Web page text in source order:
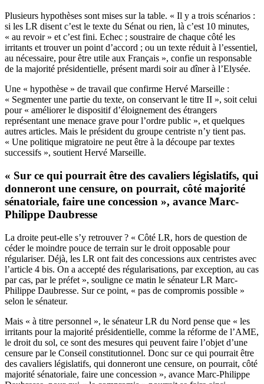
Plusieurs hypothèses sont mises sur la table. « Il y a trois scénarios :
si les LR disent c’est le texte du Sénat ou rien, là c’est 10 minutes,
« au revoir » et c’est fini. Echec ; soustraire de chaque côté les
irritants et trouver un point d’accord ; ou un texte réduit à l’essentiel,
au nécessaire, pour être utile aux Français », confie un responsable
de la majorité présidentielle, présent mardi soir au dîner à l’Elysée.
Une « hypothèse » de travail que confirme Hervé Marseille :
« Segmenter une partie du texte, on conservant le titre II », soit celui
pour « améliorer le dispositif d’éloignement des étrangers
représentant une menace grave pour l’ordre public », et quelques
autres articles. Mais le président du groupe centriste n’y tient pas.
« Une politique migratoire ne peut être à la découpe par textes
successifs », soutient Hervé Marseille.
« Sur ce qui pourrait être des cavaliers législatifs, qui
donneront une censure, on pourrait, côté majorité
sénatoriale, faire une concession », avance Marc-
Philippe Daubresse
La droite peut-elle s’y retrouver ? « Côté LR, hors de question de
céder le moindre pouce de terrain sur le droit opposable pour
régulariser. Déjà, les LR ont fait des concessions aux centristes avec
l’article 4 bis. On a accepté des régularisations, par exception, au cas
par cas, par le préfet », souligne ce matin le sénateur LR Marc-
Philippe Daubresse. Sur ce point, « pas de compromis possible »
selon le sénateur.
Mais « à titre personnel », le sénateur LR du Nord pense que « les
irritants pour la majorité présidentielle, comme la réforme de l’AME,
le droit du sol, ce sont des mesures qui peuvent faire l’objet d’une
censure par le Conseil constitutionnel. Donc sur ce qui pourrait être
des cavaliers législatifs, qui donneront une censure, on pourrait, côté
majorité sénatoriale, faire une concession », avance Marc-Philippe